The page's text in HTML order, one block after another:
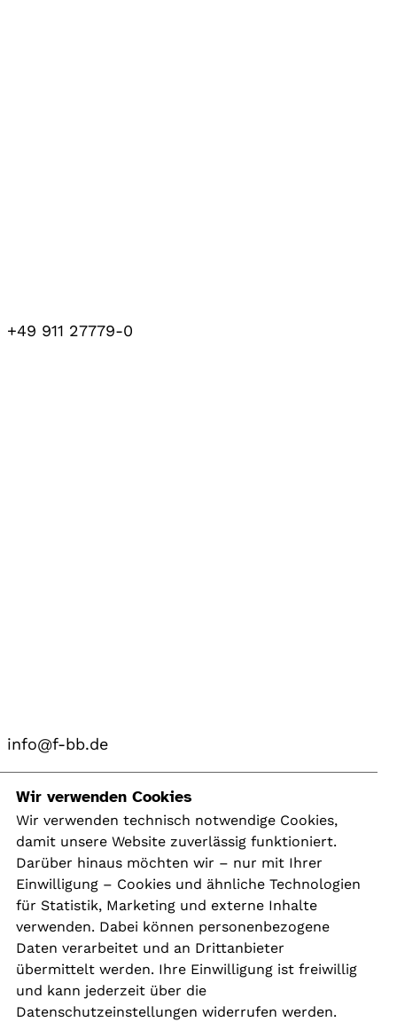
+49 911 27779-0
info@f-bb.de
Navigation
Kontakt
Presse
Aktuelles
Karriere
Newsletter
Social Media
Wir verwenden Cookies
Wir verwenden technisch notwendige Cookies,
damit unsere Website zuverlässig funktioniert.
Darüber hinaus möchten wir – nur mit Ihrer
Einwilligung – Cookies und ähnliche Technologien
für Statistik, Marketing und externe Inhalte
verwenden. Dabei können personenbezogene
Daten verarbeitet und an Drittanbieter
übermittelt werden. Ihre Einwilligung ist freiwillig
und kann jederzeit über die
Datenschutzeinstellungen widerrufen werden.